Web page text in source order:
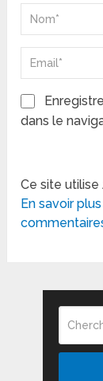
dans le
Ce site
En savoir